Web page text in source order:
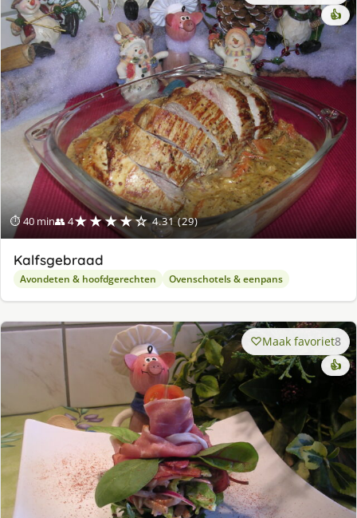
⏱ 40 min👥 4★★★★☆ 4.31 (29)
👍
Kalfsgebraad
Avondeten & hoofdgerechten Ovenschotels & eenpans
Maak favoriet8
👍